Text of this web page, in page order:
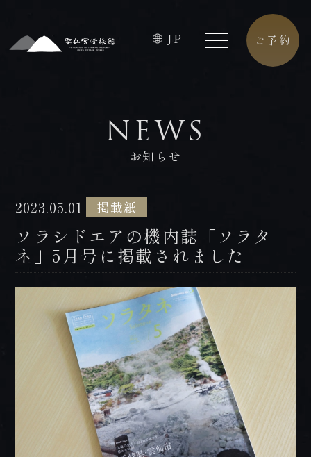
JP ご予約
ROOMS
客室
PREMIUM
プレミアムフロア
HOT SPRING
DISHES
館内施設
CAFE
アクセス
お問合せ
BOOK NOW
ご予約
ONLINE
SHOP
オンラインショップ
NEWS
お知らせ
2023.05.01 掲載紙
ソラシドエアの機内誌「ソラタ
ネ」5月号に掲載されました